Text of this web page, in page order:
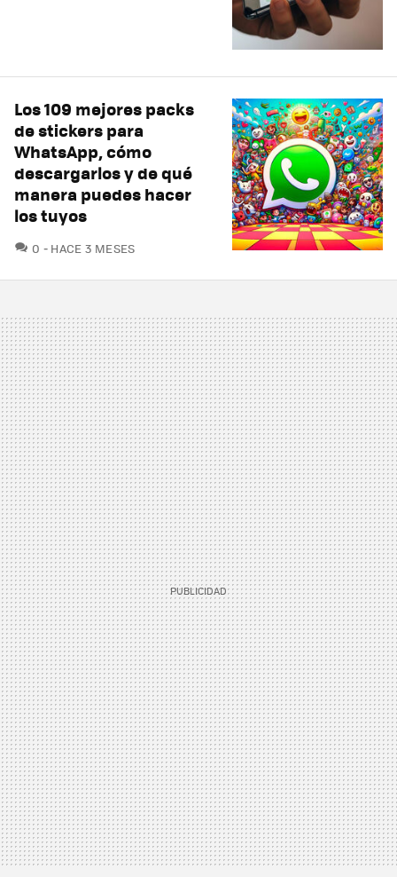
Los 109 mejores packs
de stickers para
WhatsApp, cómo
descargarlos y de qué
manera puedes hacer
los tuyos
0 COMENTARIOS
HACE 3 MESES